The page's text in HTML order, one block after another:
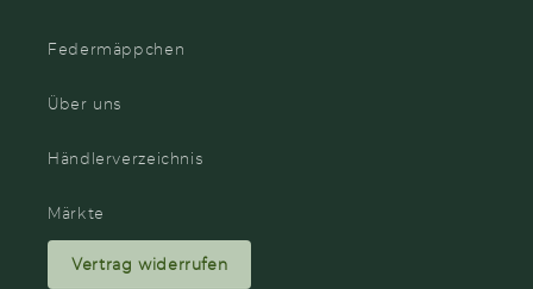
Federmäppchen
Über uns
Händlerverzeichnis
Märkte
Vertrag widerrufen